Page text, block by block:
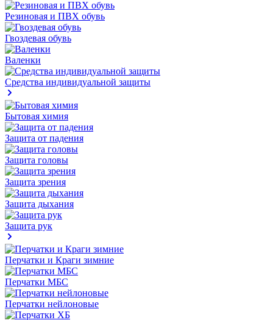
Резиновая и ПВХ обувь
Гвоздевая обувь
Валенки
Средства индивидуальной защиты
Бытовая химия
Защита от падения
Защита головы
Защита зрения
Защита дыхания
Защита рук
Перчатки и Краги зимние
Перчатки МБС
Перчатки нейлоновые